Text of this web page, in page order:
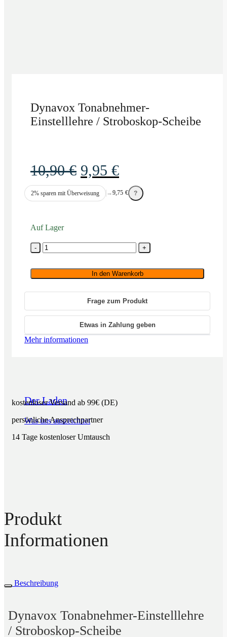
Der Laden
Was uns auszeichnet
Dynavox Tonabnehmer-
Einstelllehre / Stroboskop-Scheibe
10,90€ Ursprünglicher
Preis
war:
9,95 €Aktueller
Preis
ist:
2% sparen mit Überweisung →9,75 € ?
Auf Lager
Dynavox
Tonabnehmer-
Scheibe
In den Warenkorb
Frage zum Produkt
Etwas in Zahlung geben
Mehr informationen
kostenloser Versand ab 99€ (DE)
persönliche Ansprechpartner
14 Tage kostenloser Umtausch
Produkt
Informationen
Beschreibung
Dynavox Tonabnehmer-Einstelllehre
/ Stroboskop-Scheibe